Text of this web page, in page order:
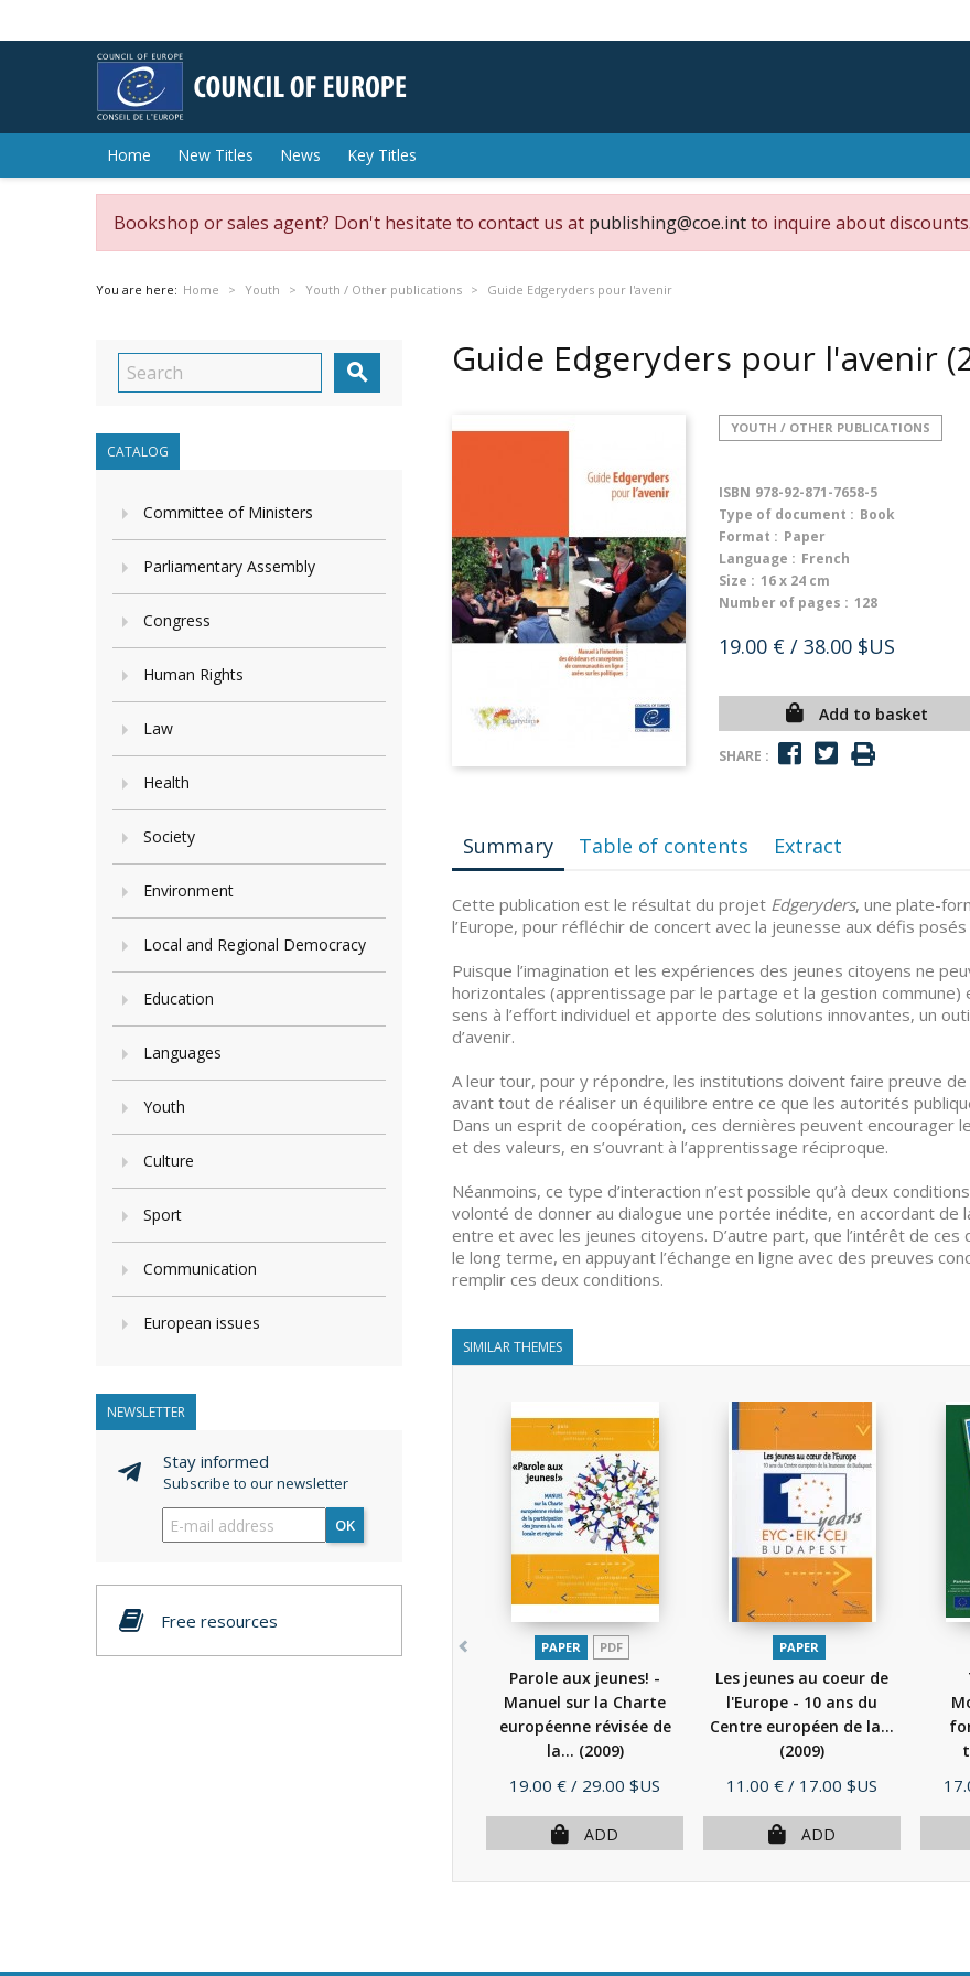
Home New Titles News Key Titles
Bookshop or sales agent? Don't hesitate to contact us at publishing@coe.intto inquire about discounts.
You are here: Home Youth Youth / Other publications Guide Edgeryders pour l'avenir

CATALOG
Committee of Ministers
Parliamentary Assembly
Congress
Human Rights
Law
Health
Society
Environment
Local and Regional Democracy
Education
Languages
Youth
Culture
Sport
Communication
European issues
NEWSLETTER
Stay informed
Subscribe to our newsletter
OK
Free resources
Guide Edgeryders pour l'avenir
YOUTH / OTHER PUBLICATIONS
ISBN 978-92-871-7658-5
Type of document : Book
Format : Paper
Language : French
Size : 16 x 24 cm
Number of pages : 128
19.00 € / 38.00 $US
Add to basket
SHARE :
Summary Table of contents Extract
Cette publication est le résultat du projet Edgeryders, une plate-
l’Europe, pour réfléchir de concert avec la jeunesse aux défis
Puisque l’imagination et les expériences des jeunes citoyens ne
horizontales (apprentissage par le partage et la gestion
sens à l’effort individuel et apporte des solutions innovantes, un
d’avenir.
A leur tour, pour y répondre, les institutions doivent faire preuve de
avant tout de réaliser un équilibre entre ce que les autorités
Dans un esprit de coopération, ces dernières peuvent encourager
et des valeurs, en s’ouvrant à l’apprentissage réciproque.
Néanmoins, ce type d’interaction n’est possible qu’à deux
volonté de donner au dialogue une portée inédite, en accordant
entre et avec les jeunes citoyens. D’autre part, que l’intérêt de
le long terme, en appuyant l’échange en ligne avec des preuves
remplir ces deux conditions.
SIMILAR THEMES
PAPER PDF
Parole aux jeunes! -
Manuel sur la Charte
européenne révisée de
la... (2009)
Price
19.00 € / 29.00 $US
ADD
PAPER
Les jeunes au coeur de
l'Europe - 10 ans du
Centre européen de la...
(2009)
Price
11.00 € / 17.00 $US
ADD